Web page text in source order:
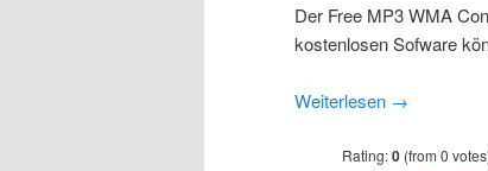
Der Free MP3 WMA
kostenlosen Sofware
Weiterlesen →
Rating:0 (from 0